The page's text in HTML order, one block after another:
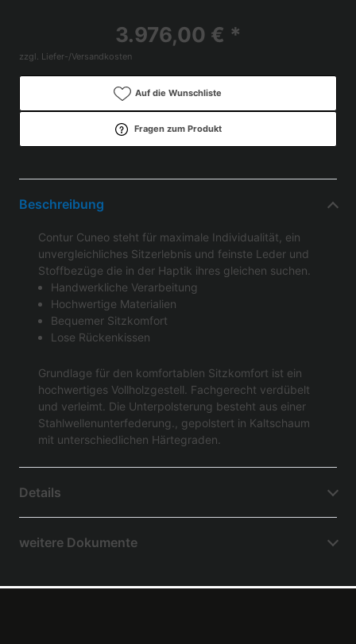
3.976,00 € *
zzgl. Liefer-/Versandkosten
Auf die Wunschliste
Fragen zum Produkt
Beschreibung
Contur Cuneo steht für maximale Individualität, ein
unvergleichliches Sitzerlebnis und feinste Leder und
Stoffbezüge die in der Haptik ihres gleichen suchen.
Handwerkliche Verarbeitung
Hochwertige Materialien
Bequemer Sitzkomfort
Lose Rückenkissen
Grundlage für den komfortablen Sitzkomfort ist ein
hochwertiges Vollholzgestell. Fachgerecht verdübelt
und verleimt. Die Unterpolsterung besteht aus einer
Stahlwellenunterfederung., gepolstert in Kaltschaum
mit unterschiedlichen Härtegraden.
Details
weitere Dokumente